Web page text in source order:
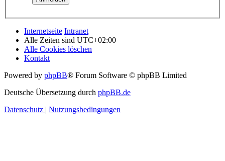
Internetseite Intranet
Alle Zeiten sind UTC+02:00
Alle Cookies löschen
Kontakt
Powered by phpBB® Forum Software © phpBB Limited
Deutsche Übersetzung durch phpBB.de
Datenschutz | Nutzungsbedingungen